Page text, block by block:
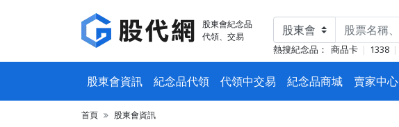
股東會紀念品
代領、交易
熱搜紀念品： 商品卡 1338
股東會資訊 紀念品代領 代領中交易 紀念品商城 賣家中心
首頁 股東會資訊